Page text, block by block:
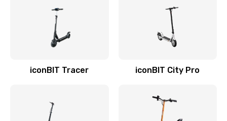
iconBIT Tracer iconBIT City Pro